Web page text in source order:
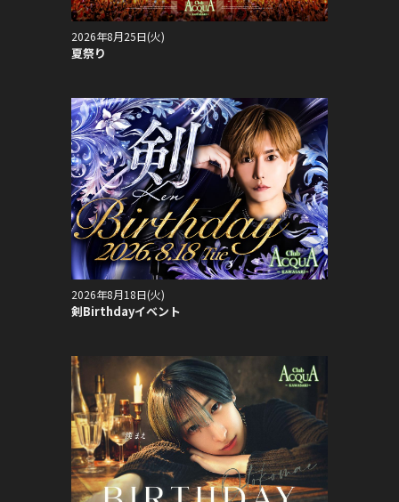
2026年8月25日(火)
夏祭り
2026年8月18日(火)
剣Birthdayイベント